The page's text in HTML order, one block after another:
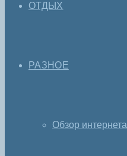
ОТДЫХ
РАЗНОЕ
Обзор интернета